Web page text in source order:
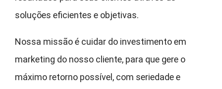
soluções eficientes e objetivas.
Nossa missão é cuidar do investimento em
marketing do nosso cliente, para que gere o
máximo retorno possível, com seriedade e